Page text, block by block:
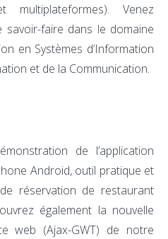
multiplateformes). Venez
savoir-faire dans le domaine
en Systèmes d’Information
et de la Communication.
de l’application
Android, outil pratique et
réservation de restaurant
également la nouvelle
web (Ajax-GWT) de notre